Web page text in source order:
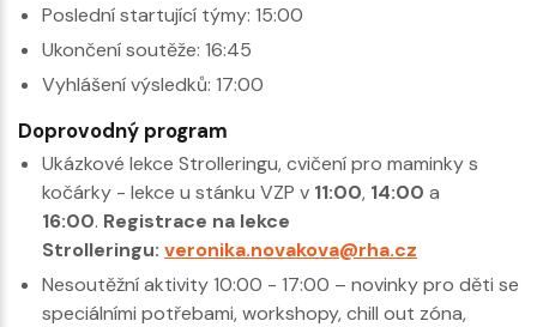
Poslední startující týmy: 15:00
Ukončení soutěže: 16:45
Vyhlášení výsledků: 17:00
Doprovodný program
Ukázkové lekce Strolleringu, cvičení pro maminky s
kočárky - lekce u stánku VZP v 11:00, 14:00 a
16:00. Registrace na lekce
Strolleringu: veronika.novakova@rha.cz
Nesoutěžní aktivity 10:00 - 17:00 – novinky pro děti se
speciálními potřebami, workshopy, chill out zóna,